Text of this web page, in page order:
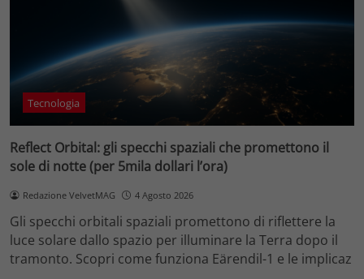
Tecnologia
Reflect Orbital: gli specchi spaziali che promettono il
sole di notte (per 5mila dollari l’ora)
Redazione VelvetMAG 4 Agosto 2026
Gli specchi orbitali spaziali promettono di riflettere la
luce solare dallo spazio per illuminare la Terra dopo il
tramonto. Scopri come funziona Eärendil-1 e le implicaz